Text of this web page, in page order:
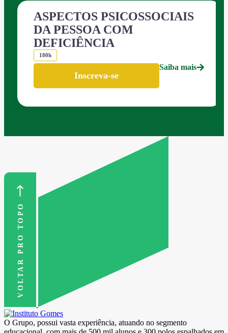
ASPECTOS PSICOSSOCIAIS
DA PESSOA COM
DEFICIÊNCIA
180h
Inscreva-se
Saiba mais
VOLTAR PRO TOPO
O Grupo, possui vasta experiência, atuando no segmento